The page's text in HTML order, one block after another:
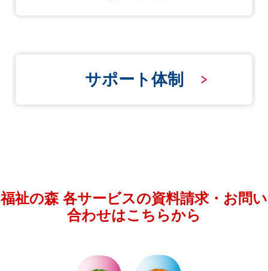
サポート体制
福祉の森 各サービスの資料請求・お問い
合わせはこちらから